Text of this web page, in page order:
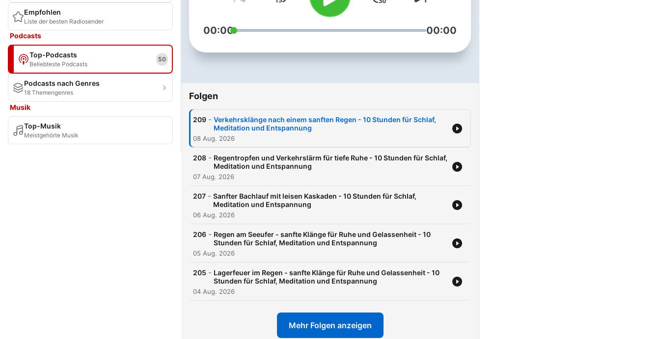
Empfohlen
Liste der besten Radiosender
Podcasts
Top-Podcasts
Beliebteste Podcasts
50
Podcasts nach Genres
18 Themengenres
Musik
Top-Musik
Meistgehörte Musik
friedliche Atmosphäre zu
schaffen. Ob beim Einschlafen,
zum Entspannen – diese
akustische Kulisse für
Genießen Sie die
harmonischen Melodien und
sanften Tönen in eine
entspannte Stimmung
00:00 00:00
Folgen
209 - Verkehrsklänge nach einem sanften Regen - 10 Stunden für Schlaf,
Meditation und Entspannung
08 Aug. 2026
208 - Regentropfen und Verkehrslärm für tiefe Ruhe - 10 Stunden für Schlaf,
Meditation und Entspannung
07 Aug. 2026
207 - Sanfter Bachlauf mit leisen Kaskaden - 10 Stunden für Schlaf,
Meditation und Entspannung
06 Aug. 2026
206 - Regen am Seeufer - sanfte Klänge für Ruhe und Gelassenheit - 10
Stunden für Schlaf, Meditation und Entspannung
05 Aug. 2026
205 - Lagerfeuer im Regen - sanfte Klänge für Ruhe und Gelassenheit - 10
Stunden für Schlaf, Meditation und Entspannung
04 Aug. 2026
Mehr Folgen anzeigen